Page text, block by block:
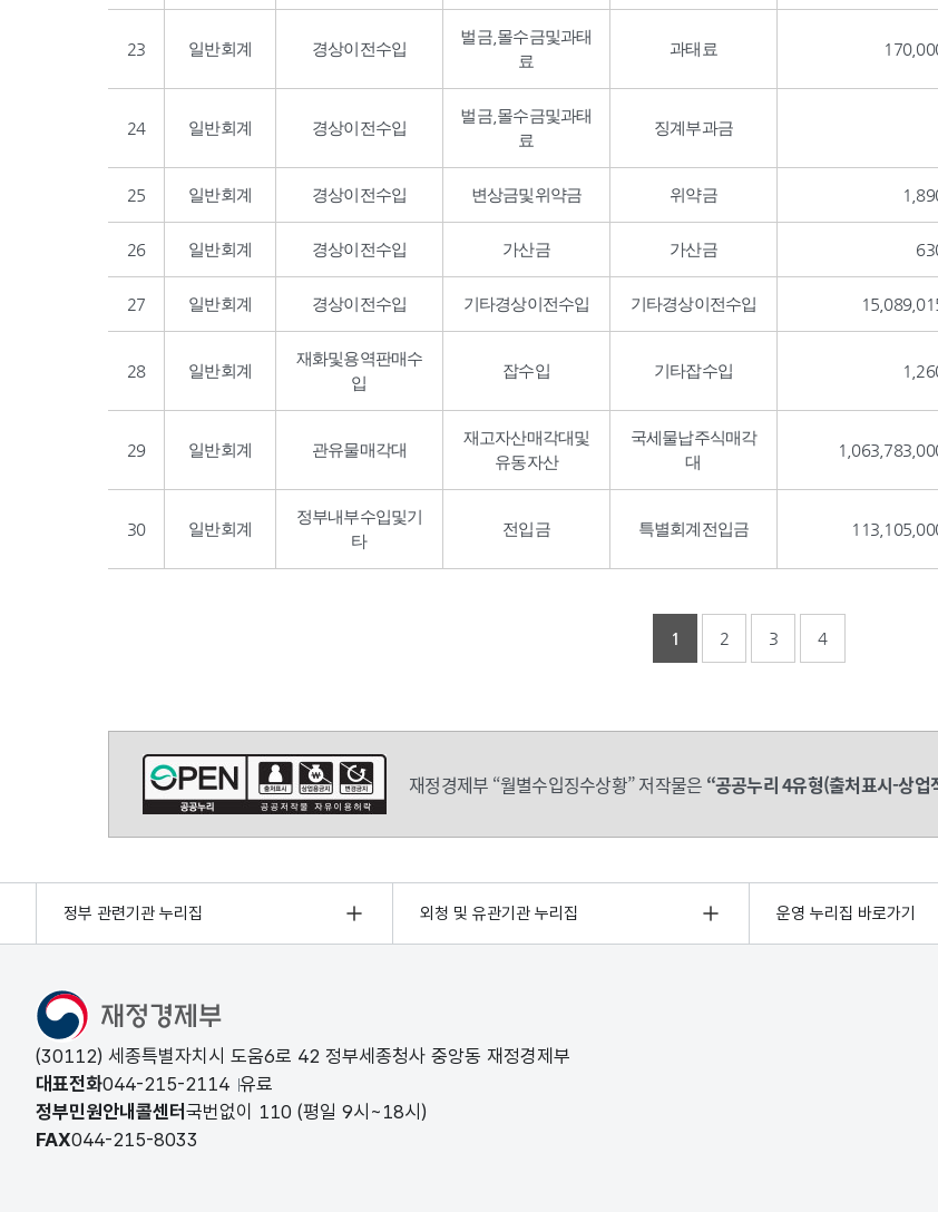
23 일반회계 경상이전수입
벌금,몰수금및과태
료
과태료
24 일반회계 경상이전수입
벌금,몰수금및과태
료
징계부과금
25 일반회계 경상이전수입 변상금및위약금 위약금
26 일반회계 경상이전수입 가산금 가산금
27 일반회계 경상이전수입 기타경상이전수입 기타경상이전수입
28 일반회계
재화및용역판매수
입
잡수입 기타잡수입
29 일반회계 관유물매각대
재고자산매각대및
유동자산
국세물납주식매각
대
30 일반회계
정부내부수입및기
타
전입금 특별회계전입금
1 2 3 4
재정경제부 “월별수입징수상황” 저작물은 “공공누리 4유형(출처표시-상
정부 관련기관 누리집 외청 및 유관기관 누리집 운영 누리집 바로가기
(30112) 세종특별자치시 도움6로 42 정부세종청사 중앙동 재정경제부
대표전화044-215-2114 유료
정부민원안내콜센터 국번없이 110 (평일 9시~18시)
FAX044-215-8033